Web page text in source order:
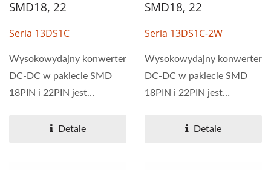
SMD18, 22
Seria 13DS1C
Wysokowydajny konwerter
DC-DC w pakiecie SMD
18PIN i 22PIN jest
aplikacjach...Detale
SMD18, 22
Seria 13DS1C-2W
Wysokowydajny konwerter
DC-DC w pakiecie SMD
18PIN i 22PIN jest
aplikacjach...Detale